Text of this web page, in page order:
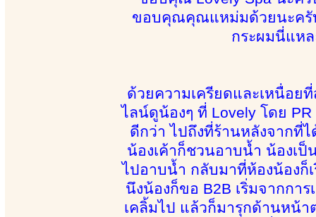
ขอบคุณคุณแหม่มด้วยนะครั
กระผมนี่แห
ด้วยความเครียดและเหนื่อย
ไลน์ดูน้องๆ ที่ Lovely โดย
ดีกว่า ไปถึงที่ร้านหลังจากที่
น้องเค้าก็ชวนอาบน้ำ น้องเ
ไปอาบน้ำ กลับมาที่ห้องน้องก็
นึงน้องก็ขอ B2B เริ่มจากกา
เคลิ้มไป แล้วก็มารุกด้านหน้